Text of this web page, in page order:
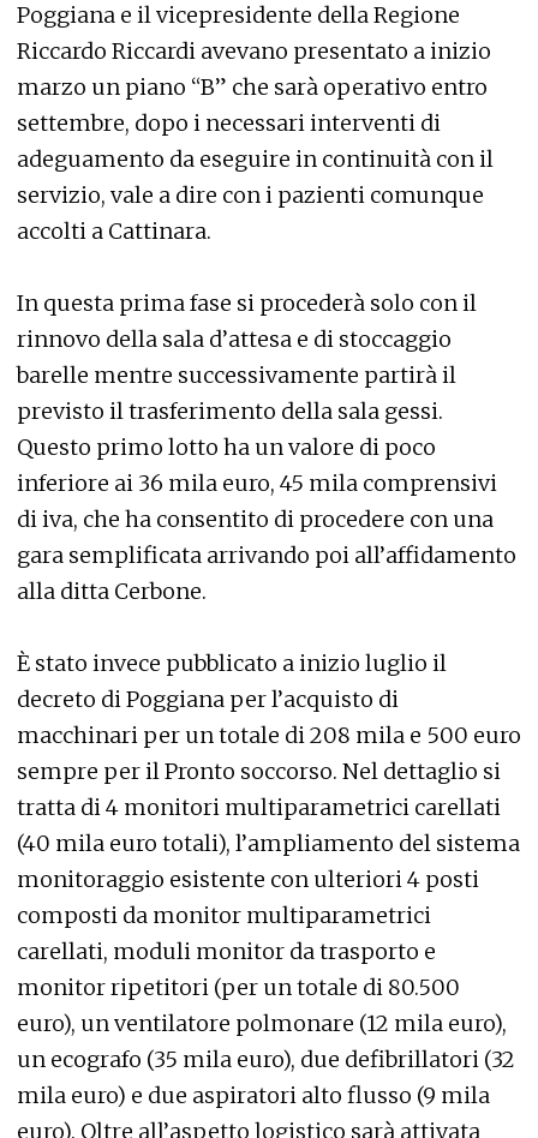
Poggiana e il vicepresidente della Regione
Riccardo Riccardi avevano presentato a inizio
marzo un piano “B” che sarà operativo entro
settembre, dopo i necessari interventi di
adeguamento da eseguire in continuità con il
servizio, vale a dire con i pazienti comunque
accolti a Cattinara.
In questa prima fase si procederà solo con il
rinnovo della sala d’attesa e di stoccaggio
barelle mentre successivamente partirà il
previsto il trasferimento della sala gessi.
Questo primo lotto ha un valore di poco
inferiore ai 36 mila euro, 45 mila comprensivi
di iva, che ha consentito di procedere con una
gara semplificata arrivando poi all’affidamento
alla ditta Cerbone.
È stato invece pubblicato a inizio luglio il
decreto di Poggiana per l’acquisto di
macchinari per un totale di 208 mila e 500 euro
sempre per il Pronto soccorso. Nel dettaglio si
tratta di 4 monitori multiparametrici carellati
(40 mila euro totali), l’ampliamento del sistema
monitoraggio esistente con ulteriori 4 posti
composti da monitor multiparametrici
carellati, moduli monitor da trasporto e
monitor ripetitori (per un totale di 80.500
euro), un ventilatore polmonare (12 mila euro),
un ecografo (35 mila euro), due defibrillatori (32
mila euro) e due aspiratori alto flusso (9 mila
euro). Oltre all’aspetto logistico sarà attivata